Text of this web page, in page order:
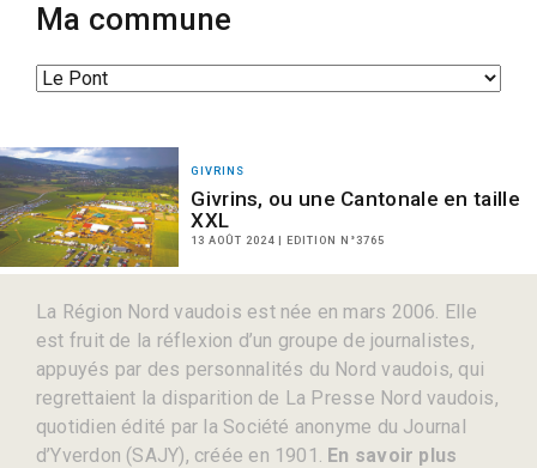
Ma commune
GIVRINS
Givrins, ou une Cantonale en taille
XXL
13 AOÛT 2024 | EDITION N°3765
La Région Nord vaudois est née en mars 2006. Elle
est fruit de la réflexion d’un groupe de journalistes,
appuyés par des personnalités du Nord vaudois, qui
regrettaient la disparition de La Presse Nord vaudois,
quotidien édité par la Société anonyme du Journal
d’Yverdon (SAJY), créée en 1901. En savoir plus